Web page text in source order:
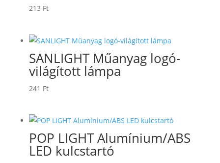
213 Ft
SANLIGHT Műanyag logó-
világított lámpa
241 Ft
POP LIGHT Alumínium/ABS
LED kulcstartó